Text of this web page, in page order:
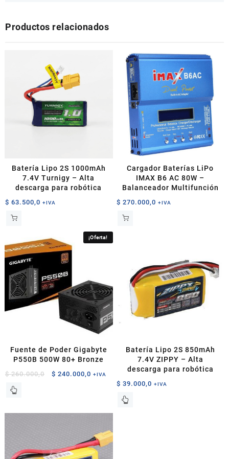
Productos relacionados
Batería Lipo 2S 1000mAh
7.4V Turnigy – Alta
descarga para robótica
$ 63.500,0 +IVA
Cargador Baterías LiPo
IMAX B6 AC 80W –
Balanceador Multifunción
$ 270.000,0 +IVA
¡Oferta!
Fuente de Poder Gigabyte
P550B 500W 80+ Bronze
$260.000,0
El
$ 240.000,0 El
+IVA
Batería Lipo 2S 850mAh
7.4V ZIPPY – Alta
descarga para robótica
$ 39.000,0 +IVA